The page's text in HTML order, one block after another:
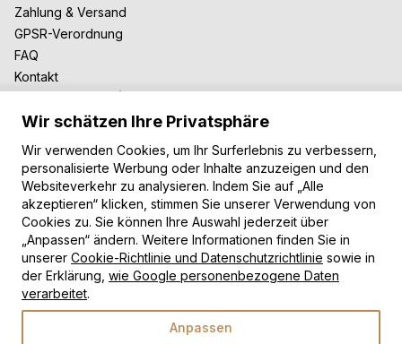
Zahlung & Versand
GPSR-Verordnung
FAQ
Kontakt
Zusammenarbeit
Für Blogger
B2B-Zusammenarbeit
Unsere Teppiche
Moderne Teppiche
Vintage Teppiche
Shaggy Teppiche
Kinderteppiche
Zahlungsarten
Wir schätzen Ihre Privatsphäre
Wir verwenden Cookies, um Ihr Surferlebnis zu verbessern,
personalisierte Werbung oder Inhalte anzuzeigen und den
Websiteverkehr zu analysieren. Indem Sie auf „Alle
akzeptieren“ klicken, stimmen Sie unserer Verwendung von
Cookies zu. Sie können Ihre Auswahl jederzeit über
„Anpassen“ ändern. Weitere Informationen finden Sie in
unserer Cookie-Richtlinie und Datenschutzrichtlinie sowie in
der Erklärung, wie Google personenbezogene Daten
verarbeitet.
Anpassen